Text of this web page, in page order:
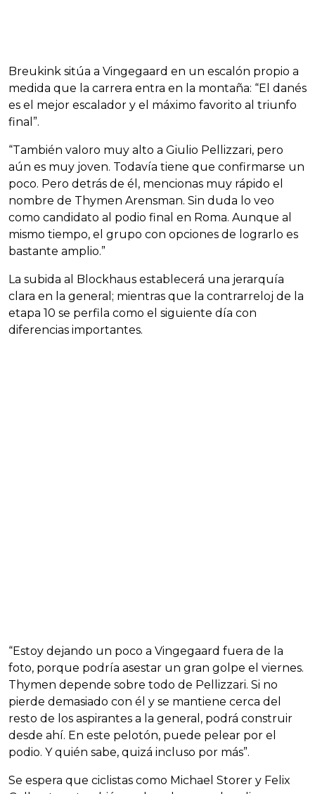
Breukink sitúa a Vingegaard en un escalón propio a
medida que la carrera entra en la montaña: “El danés
es el mejor escalador y el máximo favorito al triunfo
final”.
“También valoro muy alto a Giulio Pellizzari, pero
aún es muy joven. Todavía tiene que confirmarse un
poco. Pero detrás de él, mencionas muy rápido el
nombre de Thymen Arensman. Sin duda lo veo
como candidato al podio final en Roma. Aunque al
mismo tiempo, el grupo con opciones de lograrlo es
bastante amplio.”
La subida al Blockhaus establecerá una jerarquía
clara en la general; mientras que la contrarreloj de la
etapa 10 se perfila como el siguiente día con
diferencias importantes.
“Estoy dejando un poco a Vingegaard fuera de la
foto, porque podría asestar un gran golpe el viernes.
Thymen depende sobre todo de Pellizzari. Si no
pierde demasiado con él y se mantiene cerca del
resto de los aspirantes a la general, podrá construir
desde ahí. En este pelotón, puede pelear por el
podio. Y quién sabe, quizá incluso por más”.
Se espera que ciclistas como Michael Storer y Felix